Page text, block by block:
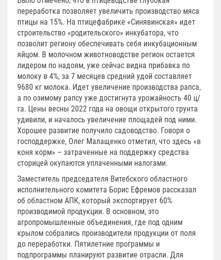
переработка позволяет увеличить производство мяса
птицы на 15%. На птицефабрике «Синявинская» идет
строительство «родительского» инкубатора, что
позволит региону обеспечивать себя инкубационным
яйцом. В молочном животноводстве регион остается
лидером по надоям, уже сейчас видна прибавка по
молоку в 4%, за 7 месяцев средний удой составляет
9680 кг молока. Идет увеличение производства рапса,
а по озимому рапсу уже достигнута урожайность 40 ц/
га. Цены весны 2022 года на овощи открытого грунта
удивили, и началось увеличение площадей под ними.
Хорошее развитие получило садоводство. Говоря о
господдержке, Олег Малащенко отметил, что здесь «в
коня корм» – затраченные на поддержку средства
сторицей окупаются уплаченными налогами.
Заместитель председателя Витебского областного
исполнительного комитета Борис Ефремов рассказал
об областном АПК, который экспортирует 60%
производимой продукции. В основном, это
агропромышленные объединения, где под одним
крылом собрались производители продукции от поля
до переработки. Пятилетние программы и
подпрограммы планируют развитие отрасли. Для